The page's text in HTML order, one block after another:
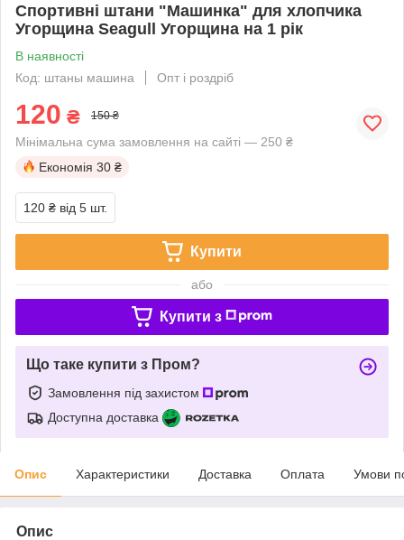
Спортивні штани "Машинка" для хлопчика
Угорщина Seagull Угорщина на 1 рік
В наявності
Код: штаны машина
Опт і роздріб
120 ₴ 150 ₴
Мінімальна сума замовлення на сайті — 250 ₴
Економія 30 ₴
120 ₴ від 5 шт.
Купити
або
Купити з
Що таке купити з Пром?
Замовлення під захистом
Доступна доставка
Опис Характеристики Доставка Оплата Умови
Опис